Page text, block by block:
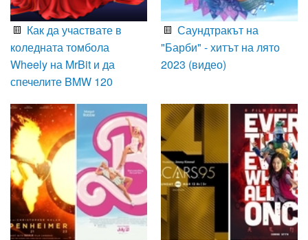
Как да участвате в
коледната томбола
Wheely на MrBit и да
спечелите BMW 120
Саундтракът на
"Барби" - хитът на лято
2023 (видео)